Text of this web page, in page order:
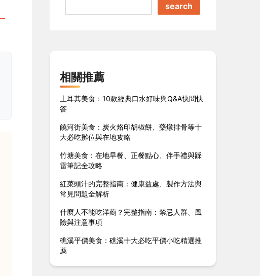
search
相關推薦
土耳其美食：10款經典口水好味與Q&A快問快
答
饒河街美食：炭火烙印胡椒餅、藥燉排骨等十
大必吃攤位與在地攻略
竹塘美食：在地早餐、正餐點心、伴手禮與踩
雷筆記全攻略
紅菜頭汁的完整指南：健康益處、製作方法與
常見問題全解析
什麼人不能吃洋薊？完整指南：禁忌人群、風
險與注意事項
礁溪平價美食：礁溪十大必吃平價小吃精選推
薦